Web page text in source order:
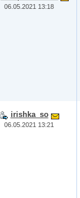
06.05.2021 13:18
irishka_so
06.05.2021 13:21